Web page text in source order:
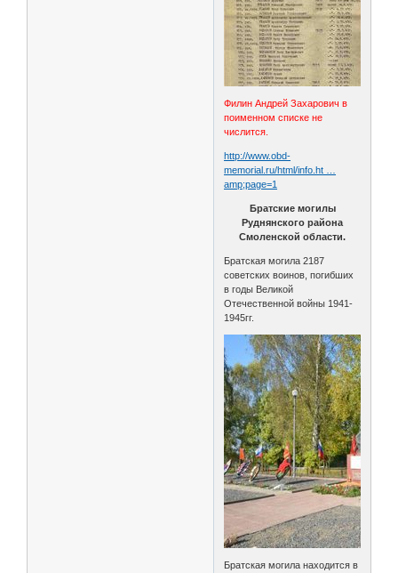
Филин Андрей Захарович в
поименном списке не
числится.
http://www.obd-
memorial.ru/html/info.ht …
amp;page=1
Братские могилы
Руднянского района
Смоленской области.
Братская могила 2187
советских воинов, погибших
в годы Великой
Отечественной войны 1941-
1945гг.
Братская могила находится в